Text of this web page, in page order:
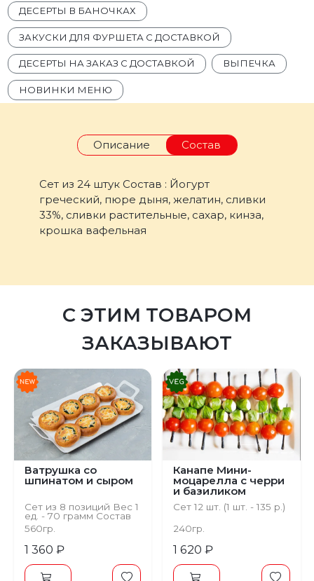
ДЕСЕРТЫ В БАНОЧКАХ
ЗАКУСКИ ДЛЯ ФУРШЕТА С ДОСТАВКОЙ
ДЕСЕРТЫ НА ЗАКАЗ С ДОСТАВКОЙ ВЫПЕЧКА
НОВИНКИ МЕНЮ
Описание Состав
Сет из 24 штук Состав : Йогурт
греческий, пюре дыня, желатин, сливки
33%, сливки растительные, сахар, кинза,
крошка вафельная
С ЭТИМ ТОВАРОМ
ЗАКАЗЫВАЮТ
Ватрушка со
шпинатом и сыром
Сет из 8 позиций Вес 1
ед. - 70 грамм Состав
Тесто на пирожки,
шпинат, сыр
560гр.
1 360 ₽
Канапе Мини-
моцарелла с черри
и базиликом
Сет 12 шт. (1 шт. - 135 р.)
240гр.
1 620 ₽